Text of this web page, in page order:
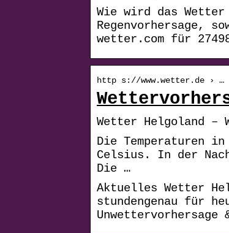
Wie wird das
Regenvorhersage,
wetter.com für
http s://www.wetter.de › …
Wetter Helgoland –
Die Temperaturen
Celsius. In der
Die …
Aktuelles Wetter
stundengenau für